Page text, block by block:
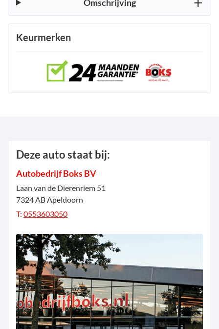
Omschrijving
Keurmerken
Deze auto staat bij:
Autobedrijf Boks BV
Laan van de Dierenriem 51
7324 ABApeldoorn
T: 0553603050